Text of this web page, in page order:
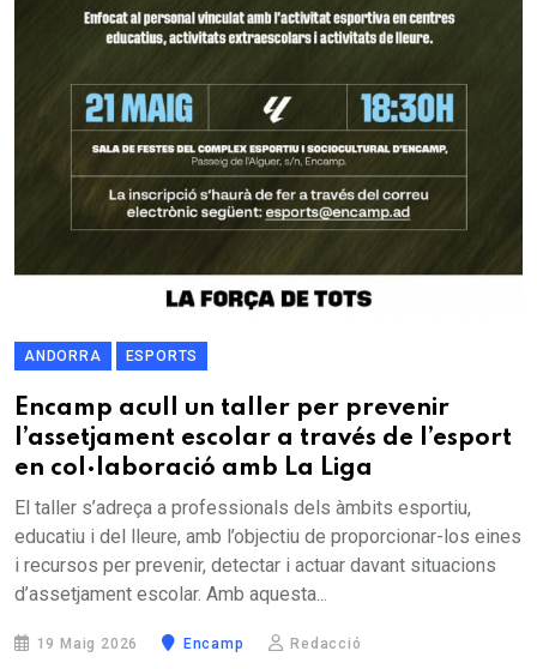
ANDORRA ESPORTS
Encamp acull un taller per prevenir
l’assetjament escolar a través de l’esport
en col·laboració amb La Liga
El taller s’adreça a professionals dels àmbits esportiu,
educatiu i del lleure, amb l’objectiu de proporcionar-los eines
i recursos per prevenir, detectar i actuar davant situacions
d’assetjament escolar. Amb aquesta...
19 Maig 2026 Encamp Redacció